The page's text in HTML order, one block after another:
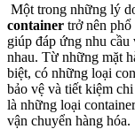
Một trong những lý
container trở nên phổ
giúp đáp ứng nhu cầu
nhau. Từ những mặt
biệt, có những loại
bảo vệ và tiết kiệm
là những loại
vận chuyển hàng hóa.